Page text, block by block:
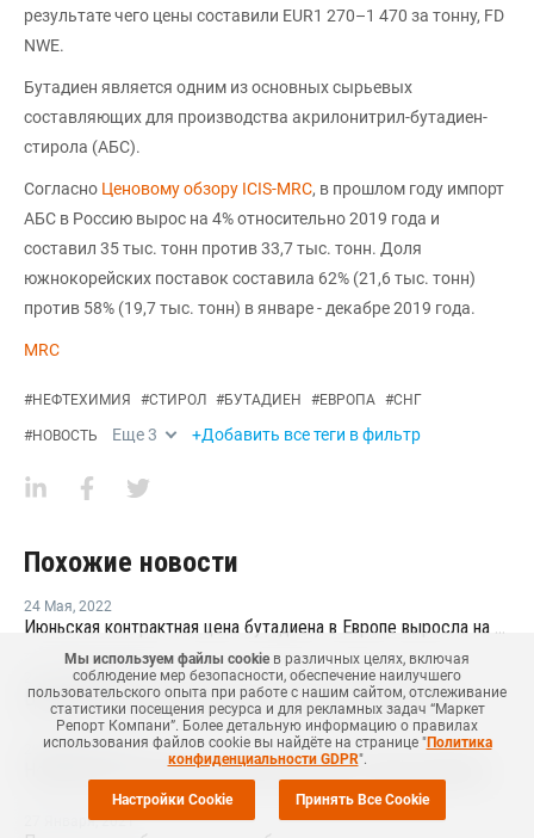
результате чего цены составили EUR1 270–1 470 за тонну, FD
NWE.
Бутадиен является одним из основных сырьевых
составляющих для производства акрилонитрил-бутадиен-
стирола (АБС).
Согласно Ценовому обзору ICIS-MRC, в прошлом году импорт
АБС в Россию вырос на 4% относительно 2019 года и
составил 35 тыс. тонн против 33,7 тыс. тонн. Доля
южнокорейских поставок составила 62% (21,6 тыс. тонн)
против 58% (19,7 тыс. тонн) в январе - декабре 2019 года.
MRC
#НЕФТЕХИМИЯ #СТИРОЛ #БУТАДИЕН #ЕВРОПА #СНГ
#НОВОСТЬ Еще3 +Добавить все теги в фильтр
Похожие новости
24 Мая, 2022
Июньская контрактная цена бутадиена в Европе выросла на EUR10 за тонну
21 Декабря,2021
Цены ПБТ в Азии снижаются на фоне снижения спроса
29 Октября,2021
Ноябрьские контрактные цены бутадиена в США снизились
27 Января,2021
Мы используем файлы cookieв различных целях, включая
соблюдение мер безопасности, обеспечение наилучшего
пользовательского опыта при работе с нашим сайтом, отслеживание
статистики посещения ресурса и для рекламных задач “Маркет
Репорт Компани”. Более детальную информацию о правилах
использования файлов cookie вы найдёте на странице "Политика
конфиденциальности GDPR".
Настройки Cookie Принять Все Cookie